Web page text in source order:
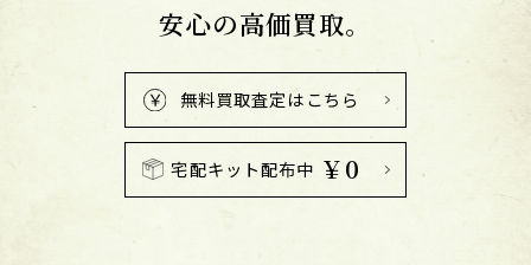
安心の高価買取。
無料買取査定はこちら
宅配キット配布中 ￥0